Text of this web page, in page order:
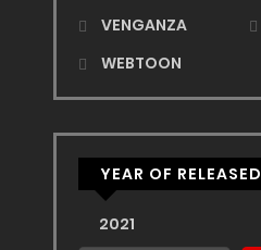
VENGANZA
WEBTOON
YEAR OF RELEASED
2021